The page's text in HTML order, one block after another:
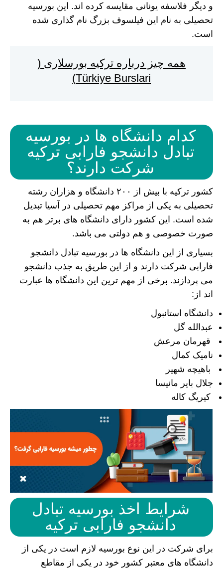
و دیگر فلاسفه یونانی مقایسه کرده اند. این بورسیه
تحصیلی به نام این فیلسوف بزرگ نام گذاری شده
است.
همه چیز درباره ترکیه بورسلاری (
Türkiye Burslari)
کدام دانشگاه ها در بورسیه
تبادل دانشجو فارابی ترکیه
شرکت دارند؟
کشور ترکیه با بیش از ۲۰۰ دانشگاه و هزاران رشته
تحصیلی به یکی از مراکز مهم تحصیلی در آسیا تبدیل
شده است. این کشور دارای دانشگاه های برتر هم به
صورت خصوصی و هم دولتی می باشد.
بسیاری از این دانشگاه ها در بورسیه تبادل دانشجو
فارابی شرکت دارند و از این طریق به جذب دانشجو
می پردازند. برخی از مهم ترین این دانشگاه ها عبارت
اند از:
دانشگاه استانبول
عبدالله گل
قهرمان مرعش
نامیک کمال
باهیچه شهیر
جلال بایر مانیسا
کیریگ کاله
شرایط اخذ بورسیه تبادل
دانشجو فارابی ترکیه
برای شرکت در این نوع بورسیه لازم است در یکی از
دانشگاه های معتبر کشور خود در یکی از مقاطع